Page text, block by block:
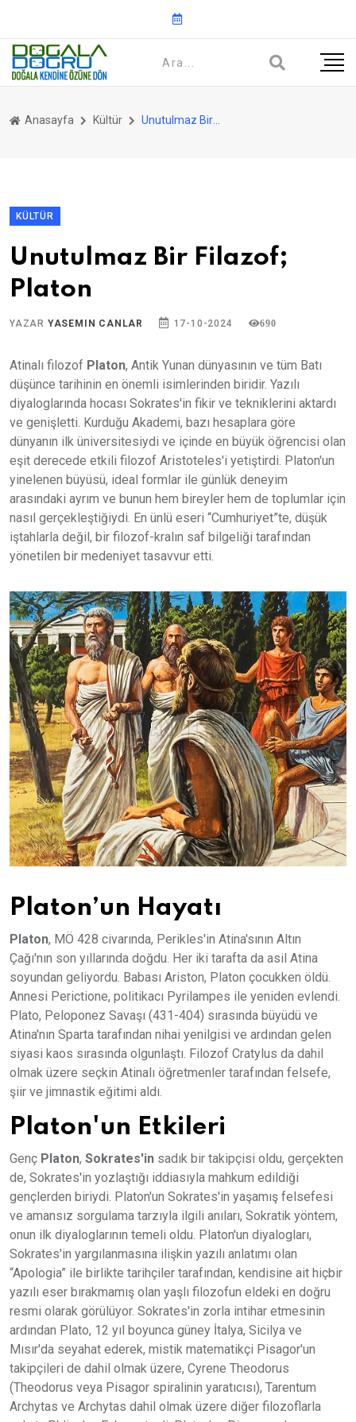
Anasayfa Kültür
KÜLTÜR
Unutulmaz Bir Filazof;
Platon
YAZAR YASEMIN CANLAR 17-10-2024 690
Atinalı filozof Platon, Antik Yunan dünyasının ve tüm Batı
düşünce tarihinin en önemli isimlerinden biridir. Yazılı
diyaloglarında hocası Sokrates'in fikir ve tekniklerini aktardı
ve genişletti. Kurduğu Akademi, bazı hesaplara göre
dünyanın ilk üniversitesiydi ve içinde en büyük öğrencisi olan
eşit derecede etkili filozof Aristoteles'i yetiştirdi. Platon'un
yinelenen büyüsü, ideal formlar ile günlük deneyim
arasındaki ayrım ve bunun hem bireyler hem de toplumlar için
nasıl gerçekleştiğiydi. En ünlü eseri “Cumhuriyet”te, düşük
iştahlarla değil, bir filozof-kralın saf bilgeliği tarafından
yönetilen bir medeniyet tasavvur etti.
Platon’un Hayatı
Platon, MÖ 428 civarında, Perikles'in Atina'sının Altın
Çağı'nın son yıllarında doğdu. Her iki tarafta da asil Atina
soyundan geliyordu. Babası Ariston, Platon çocukken öldü.
Annesi Perictione, politikacı Pyrilampes ile yeniden evlendi.
Plato, Peloponez Savaşı (431-404) sırasında büyüdü ve
Atina'nın Sparta tarafından nihai yenilgisi ve ardından gelen
siyasi kaos sırasında olgunlaştı. Filozof Cratylus da dahil
olmak üzere seçkin Atinalı öğretmenler tarafından felsefe,
şiir ve jimnastik eğitimi aldı.
Platon'un Etkileri
Genç Platon, Sokrates'in sadık bir takipçisi oldu, gerçekten
de, Sokrates'in yozlaştığı iddiasıyla mahkum edildiği
gençlerden biriydi. Platon'un Sokrates'in yaşamış felsefesi
ve amansız sorgulama tarzıyla ilgili anıları, Sokratik yöntem,
onun ilk diyaloglarının temeli oldu. Platon'un diyalogları,
Sokrates'in yargılanmasına ilişkin yazılı anlatımı olan
“Apologia” ile birlikte tarihçiler tarafından, kendisine ait hiçbir
yazılı eser bırakmamış olan yaşlı filozofun eldeki en doğru
resmi olarak görülüyor. Sokrates'in zorla intihar etmesinin
ardından Plato, 12 yıl boyunca güney İtalya, Sicilya ve
Mısır'da seyahat ederek, mistik matematikçi Pisagor'un
takipçileri de dahil olmak üzere, Cyrene Theodorus
(Theodorus veya Pisagor spiralinin yaratıcısı), Tarentum
Archytas ve Archytas dahil olmak üzere diğer filozoflarla